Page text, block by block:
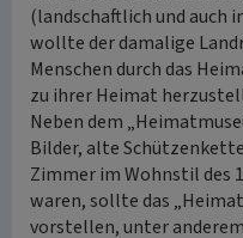
(landschaftlich und auch
wollte der damalige
Menschen durch das
zu ihrer Heimat
Neben dem
Bilder, alte
Zimmer im Wohnstil des
waren, sollte das
vorstellen, unter